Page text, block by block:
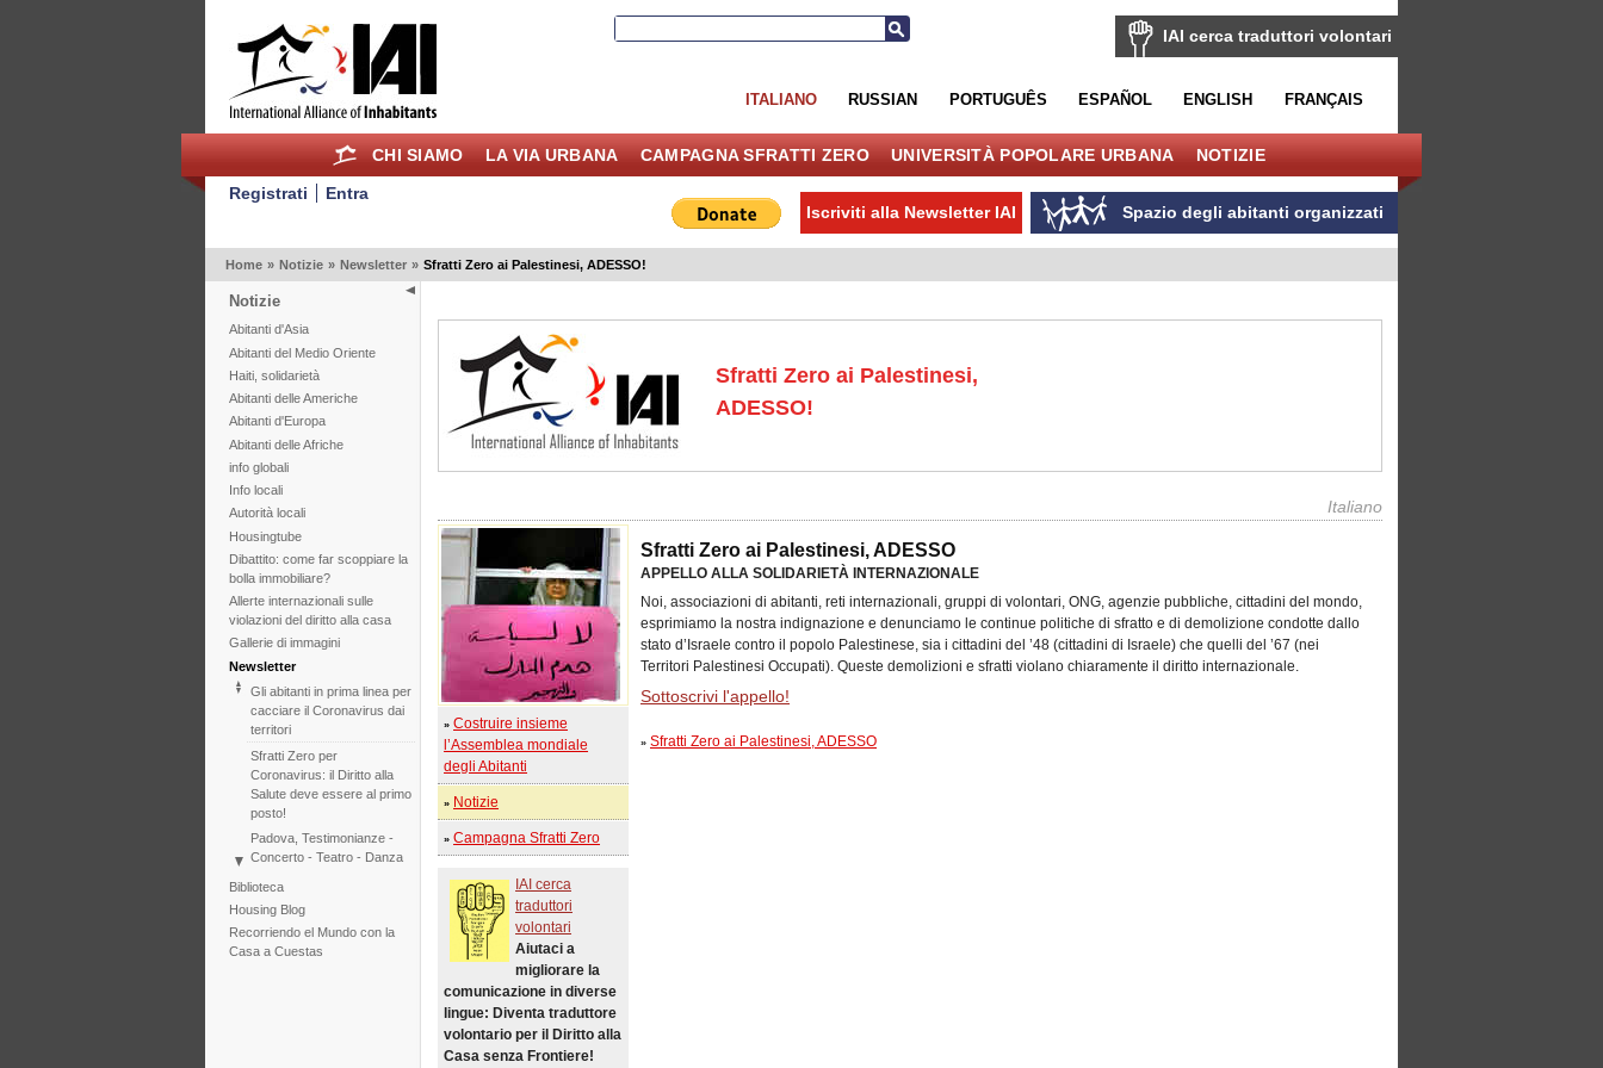
IAI cerca traduttori volontari
ITALIANO RUSSIAN PORTUGUÊS ESPAÑOL ENGLISH FRANÇAIS
CHI SIAMO LA VIA URBANA CAMPAGNA SFRATTI ZERO UNIVERSITÀ POPOLARE URBANA NOTIZIE
Registrati
Entra
Spazio degli abitanti organizzati
Iscriviti alla Newsletter IAI
Home » Notizie » Newsletter » Sfratti Zero ai Palestinesi, ADESSO!
Notizie
Abitanti d'Asia
Abitanti del Medio Oriente
Haiti, solidarietà
Abitanti delle Americhe
Abitanti d'Europa
Abitanti delle Afriche
info globali
Info locali
Autorità locali
Housingtube
Dibattito: come far scoppiare la
bolla immobiliare?
Allerte internazionali sulle
violazioni del diritto alla casa
Gallerie di immagini
Newsletter
Gli abitanti in prima linea per
cacciare il Coronavirus dai
territori
Sfratti Zero per
Coronavirus: il Diritto alla
Salute deve essere al primo
posto!
Padova, Testimonianze -
Concerto - Teatro - Danza
del diritto alla casa
COP25 il Tribunale
Internazionale degli Sfratti
Biblioteca
Housing Blog
Recorriendo el Mundo con la
Casa a Cuestas
Sfratti Zero ai Palestinesi,
ADESSO!
Italiano
»Costruire insieme
l’Assemblea mondiale
degli Abitanti
» Notizie
»Campagna Sfratti Zero
IAI cerca
traduttori
volontari
Aiutaci a
migliorare la
comunicazione in diverse
lingue: Diventa traduttore
volontario per il Diritto alla
Casa senza Frontiere!
Sfratti Zero ai Palestinesi, ADESSO
APPELLO ALLA SOLIDARIETÀ INTERNAZIONALE
Noi, associazioni di abitanti, reti internazionali, gruppi di volontari, ONG, agenzie pubbliche, cittadini del mondo,
esprimiamo la nostra indignazione e denunciamo le continue politiche di sfratto e di demolizione condotte dallo
stato d’Israele contro il popolo Palestinese, sia i cittadini del ’48 (cittadini di Israele) che quelli del ’67 (nei
Territori Palestinesi Occupati). Queste demolizioni e sfratti violano chiaramente il diritto internazionale.
Sottoscrivi l'appello!
»Sfratti Zero ai Palestinesi, ADESSO